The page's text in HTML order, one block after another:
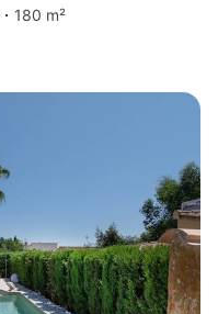
180 m²